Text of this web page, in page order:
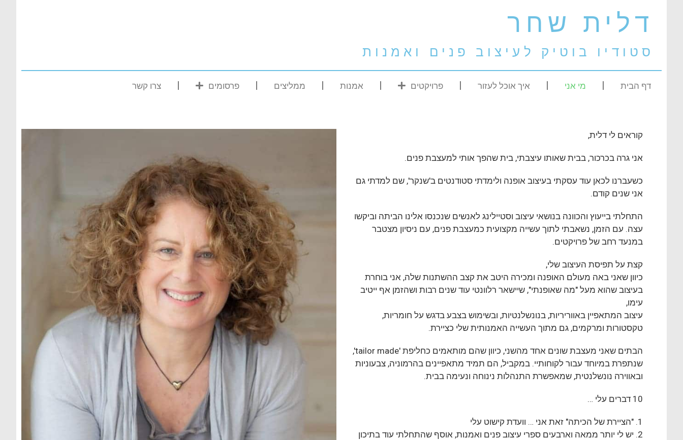
דלית שחר
סטודיו בוטיק לעיצוב פנים ואמנות
דף הבית מי אני איך אוכל לעזור פרויקטים אמנות ממליצים פרסומים צרו קשר
קוראים לי דלית,
אני גרה בכרכור, בבית שאותו עיצבתי, בית שהפך אותי למעצבת פנים.
כשעברנו לכאן עוד עסקתי בעיצוב אופנה ולימדתי סטודנטים ב'שנקר', שם למדתי גם
אני שנים קודם.
התחלתי בייעוץ והכוונה בנושאי עיצוב וסטיילינג לאנשים שנכנסו אלינו הביתה וביקשו
עצה. עם הזמן, נשאבתי לתוך עשייה מקצועית כמעצבת פנים, עם ניסיון מצטבר
במנעד רחב של פרויקטים.
קצת על תפיסת העיצוב שלי,
כיוון שאני באה מעולם האופנה ומכירה היטב את קצב ההשתנות שלה, אני בוחרת
בעיצוב שהוא מעל "מה שאופנתי", שיישאר רלוונטי עוד שנים רבות ושהזמן אף ייטיב
עימו,
עיצוב המתאפיין באווריריות, בנונשלנטיות, ובשימוש בצבע בדגש על חומריות,
טקסטורות ומרקמים, גם מתוך העשייה האמנותית שלי כציירת.
הבתים שאני מעצבת שונים אחד מהשני, כיוון שהם מותאמים כחליפת 'tailor made',
שנתפרת במיוחד עבור לקוחותיי. במקביל, הם תמיד מתאפיינים בהרמוניה, צבעוניות
ובאווירה נונשלנטית, שמאפשרת התנהלות נינוחה ונעימה בבית.
10 דברים עלי …
1. "הציירת של הכיתה" זאת אני … וועדת קישוט עלי
2. יש לי יותר ממאה וארבעים ספרי עיצוב פנים ואמנות, אוסף שהתחלתי עוד בתיכון